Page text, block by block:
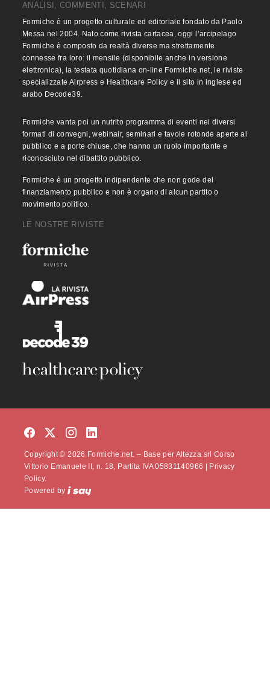
ANALISI, COMMENTI, SCENARI
Formiche è un progetto culturale ed editoriale fondato da Paolo
Messa nel 2004. Nato come rivista cartacea, oggi l’arcipelago
Formiche è composto da realtà diverse ma strettamente
connesse fra loro: il mensile (disponibile anche in versione
elettronica), la testata quotidiana on-line Formiche.net, le riviste
specializzate Airpress e Healthcare Policy e il sito in inglese ed
arabo Decode39.
Formiche vanta poi un nutrito programma di eventi nei diversi
formati di convegni, webinair, seminari e tavole rotonde aperte al
pubblico e a porte chiuse, che hanno un ruolo importante e
riconosciuto nel dibattito pubblico.
Formiche è un progetto indipendente che non gode del
finanziamento pubblico e non è organo di alcun partito o
movimento politico.
LE NOSTRE RIVISTE
Copyright © 2026 Formiche.net. – Base per Altezza srl Corso
Vittorio Emanuele II, n. 18, Partita IVA 05831140966 |
Privacy
Policy.
Powered by